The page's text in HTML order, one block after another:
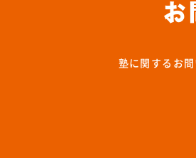
お
塾に関するお